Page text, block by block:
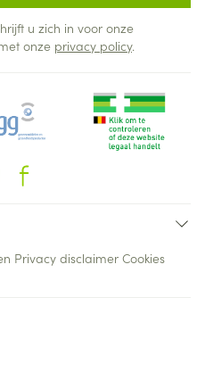
u zich in voor onze
onze privacy policy.
Privacy disclaimer Cookies